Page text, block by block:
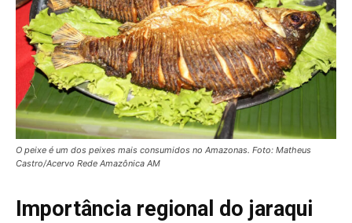
O peixe é um dos peixes mais consumidos no Amazonas. Foto: Matheus
Castro/Acervo Rede Amazônica AM
Importância regional do jaraqui